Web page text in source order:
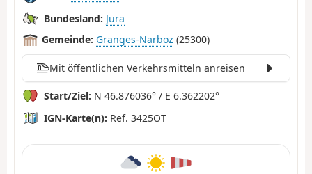
Bundesland: Jura
Gemeinde: Granges-Narboz (25300)
Mit öffentlichen Verkehrsmitteln anreisen
Start/Ziel: N 46.876036° / E 6.362202°
IGN-Karte(n): Ref. 3425OT